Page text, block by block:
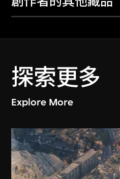
探索更多
Explore More